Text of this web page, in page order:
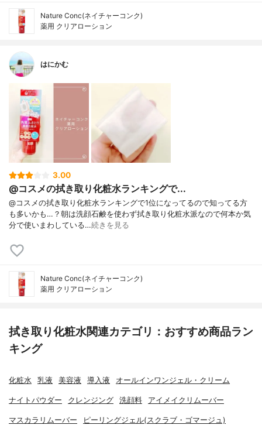
Nature Conc(ネイチャーコンク)
薬用 クリアローション
はにかむ
3.00
@コスメの拭き取り化粧水ランキングで...
@コスメの拭き取り化粧水ランキングで1位になってるので知ってる方
も多いかも…？朝は洗顔石鹸を使わず拭き取り化粧水派なので何本か気
分で使いまわしている…続きを見る
Nature Conc(ネイチャーコンク)
薬用 クリアローション
拭き取り化粧水関連カテゴリ：おすすめ商品ラン
キング
化粧水 乳液 美容液 導入液 オールインワンジェル・クリーム
ナイトパウダー クレンジング 洗顔料 アイメイクリムーバー
マスカラリムーバー ピーリングジェル(スクラブ・ゴマージュ)